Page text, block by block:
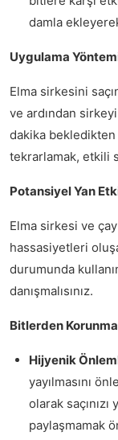
damla
Uygulama
Elma sirkesini
ve ardından
dakika
tekrarlamak, etkili
Potansiyel Yan
Elma sirkesi ve çay
hassasiyetleri
durumunda
danışmalısınız.
Bitlerden
Hijyenik
yayılmasını
olarak saçınızı
paylaşmamak